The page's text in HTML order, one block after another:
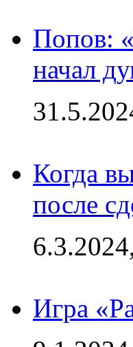
Попов:
начал
Когда
после
Игра